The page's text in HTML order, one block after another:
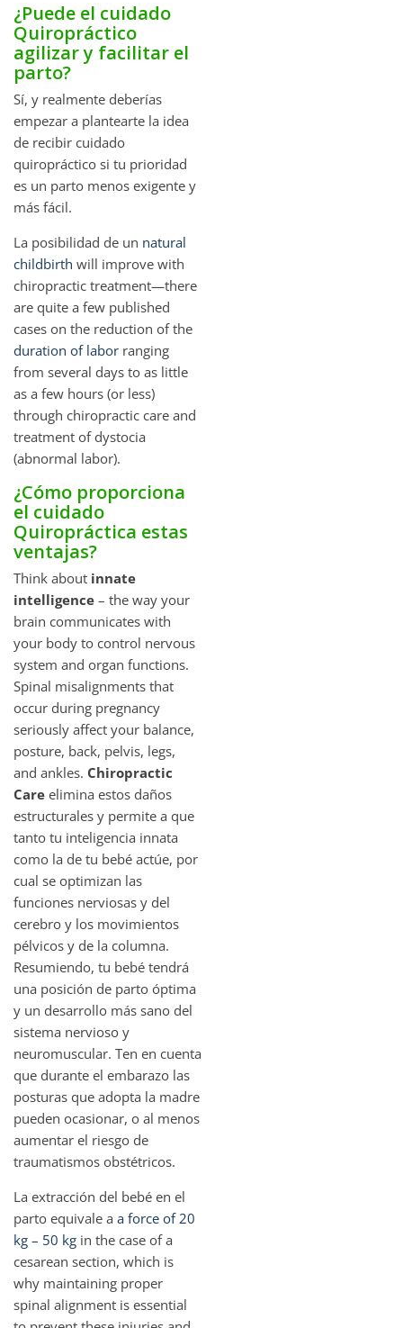
¿Puede el cuidado
Quiropráctico
agilizar y facilitar el
parto?
Sí, y realmente deberías
empezar a plantearte la idea
de recibir cuidado
quiropráctico si tu prioridad
es un parto menos exigente y
más fácil.
La posibilidad de un natural
childbirth will improve with
chiropractic treatment—there
are quite a few published
cases on the reduction of the
duration of labor ranging
from several days to as little
as a few hours (or less)
through chiropractic care and
treatment of dystocia
(abnormal labor).
¿Cómo proporciona
el cuidado
Quiropráctica estas
ventajas?
Think about innate
intelligence – the way your
brain communicates with
your body to control nervous
system and organ functions.
Spinal misalignments that
occur during pregnancy
seriously affect your balance,
posture, back, pelvis, legs,
and ankles. Chiropractic
Care elimina estos daños
estructurales y permite a que
tanto tu inteligencia innata
como la de tu bebé actúe, por
cual se optimizan las
funciones nerviosas y del
cerebro y los movimientos
pélvicos y de la columna.
Resumiendo, tu bebé tendrá
una posición de parto óptima
y un desarrollo más sano del
sistema nervioso y
neuromuscular. Ten en cuenta
que durante el embarazo las
posturas que adopta la madre
pueden ocasionar, o al menos
aumentar el riesgo de
traumatismos obstétricos.
La extracción del bebé en el
parto equivale a a force of 20
kg – 50 kg in the case of a
cesarean section, which is
why maintaining proper
spinal alignment is essential